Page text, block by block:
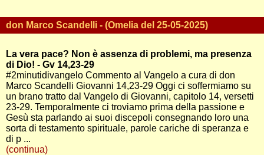
don Marco Scandelli - (Omelia del 25-05-2025)
La vera pace? Non è assenza di problemi, ma presenza
di Dio! - Gv 14,23-29
#2minutidivangelo Commento al Vangelo a cura di don
Marco Scandelli Giovanni 14,23-29 Oggi ci soffermiamo su
un brano tratto dal Vangelo di Giovanni, capitolo 14, versetti
23-29. Temporalmente ci troviamo prima della passione e
Gesù sta parlando ai suoi discepoli consegnando loro una
sorta di testamento spirituale, parole cariche di speranza e
di p ...
(continua)